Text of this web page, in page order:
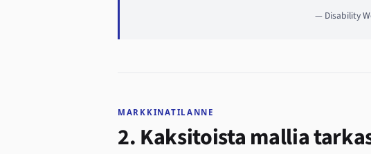
— Disability
MARKKINATILANNE
2. Kaksitoista mallia